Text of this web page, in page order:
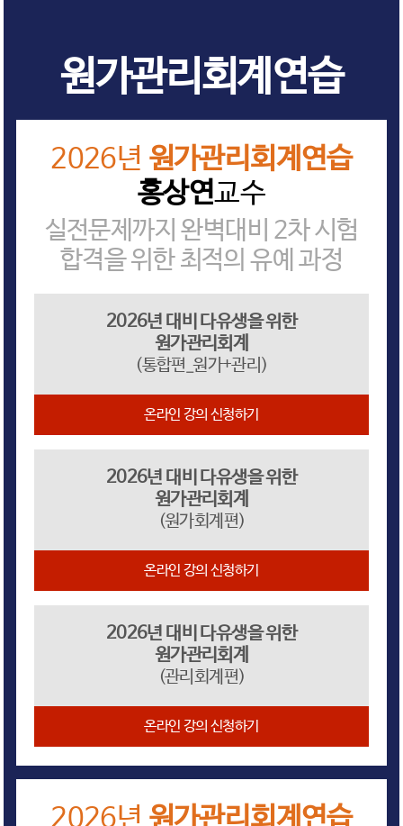
원가관리회계연습
2026년 원가관리회계연습
홍상연교수
실전문제까지 완벽대비 2차 시험
합격을 위한 최적의 유예 과정
2026년 대비 다유생을 위한
원가관리회계
(통합편_원가+관리)
온라인 강의 신청하기
2026년 대비 다유생을 위한
원가관리회계
(원가회계편)
온라인 강의 신청하기
2026년 대비 다유생을 위한
원가관리회계
(관리회계편)
온라인 강의 신청하기
2026년 원가관리회계연습